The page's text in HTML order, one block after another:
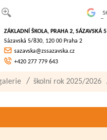
písmo
ZÁKLADNÍ ŠKOLA, PRAHA 2, SÁZAVSKÁ 5
Sázavská 5/830, 120 00 Praha 2
sazavska@zssazavska.cz
+420 277 779 643
školní rok 2025/2026